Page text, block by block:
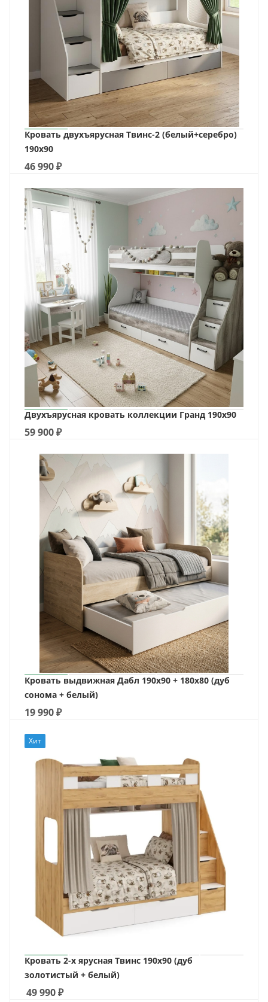
Кровать двухъярусная Твинс-2 (белый+серебро)
190х90
46 990₽
Двухъярусная кровать коллекции Гранд 190х90
59 900₽
Кровать выдвижная Дабл 190х90 + 180х80 (дуб
сонома + белый)
19 990₽
Хит
Кровать 2-х ярусная Твинс 190х90 (дуб
золотистый + белый)
49 990₽